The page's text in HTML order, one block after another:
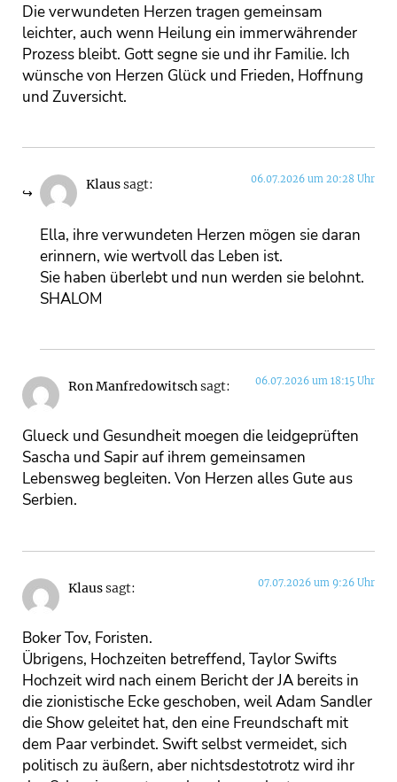
Die verwundeten Herzen tragen gemeinsam
leichter, auch wenn Heilung ein immerwährender
Prozess bleibt. Gott segne sie und ihr Familie. Ich
wünsche von Herzen Glück und Frieden, Hoffnung
und Zuversicht.
Klaussagt: 06.07.2026 um 20:28 Uhr
Ella, ihre verwundeten Herzen mögen sie daran
erinnern, wie wertvoll das Leben ist.
Sie haben überlebt und nun werden sie belohnt.
SHALOM
Ron Manfredowitschsagt: 06.07.2026 um 18:15 Uhr
Glueck und Gesundheit moegen die leidgeprüften
Sascha und Sapir auf ihrem gemeinsamen
Lebensweg begleiten. Von Herzen alles Gute aus
Serbien.
Klaussagt: 07.07.2026 um 9:26 Uhr
Boker Tov, Foristen.
Übrigens, Hochzeiten betreffend, Taylor Swifts
Hochzeit wird nach einem Bericht der JA bereits in
die zionistische Ecke geschoben, weil Adam Sandler
die Show geleitet hat, den eine Freundschaft mit
dem Paar verbindet. Swift selbst vermeidet, sich
politisch zu äußern, aber nichtsdestotrotz wird ihr